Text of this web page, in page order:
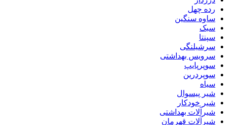
رده چهل
ساوه سنگین
سبک
سپنتا
سرشیلنگی
سرویس بهداشتی
سوپرپایپ
سوپردرین
سیاه
شیر پیسوال
شیر خودکار
شیرآلات بهداشتی
شیرآلات قهرمان